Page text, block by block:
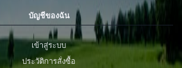
บัญชีของฉัน
เข้าสู่ระบบ
ประวัติการสั่งซื้อ